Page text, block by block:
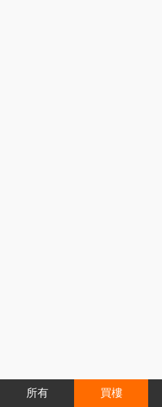
所有 買樓